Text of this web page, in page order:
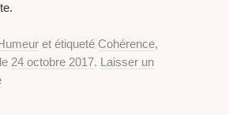
et étiqueté Cohérence,
le 24 octobre 2017. Laisser un